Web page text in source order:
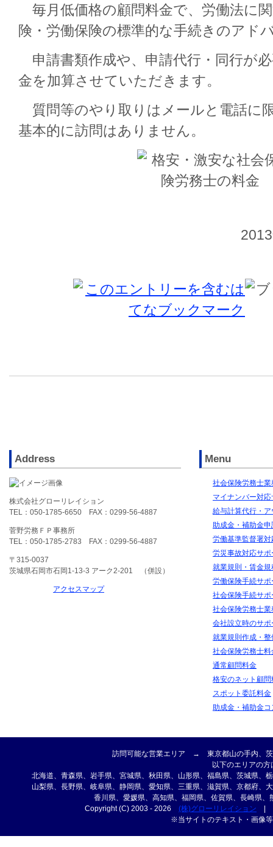
毎月低価格の顧問料金で、労働法に
険・労働保険の標準的な手続きのアド
申請書類作成や、申請代行・同行が
金を加算させていただきます。
質問等のやり取りはメールと電話に
基本的に訪問はありません。
Address
株式会社グローリレイション
TEL：050-1785-6650 FAX：0299-56-4887
菅野労務ＦＰ事務所
TEL：050-1785-2783 FAX：0299-56-4887
〒315-0037
茨城県石岡市石岡1-13-3 アーク2-201 （併設）
アクセスマップ
Menu
社会保険労務士業
マイナンバー対
給与計算代行・
助成金・補助金
労働基準監督署
労災事故対応サポ
就業規則・賃金
労働保険手続サポ
社会保険手続サポ
社会保険労務士業
会社設立時のサポ
就業規則作成・
社会保険労務士料
通常顧問料金
格安のネット顧問
スポット委託料金
助成金・補助金コ
訪問可能な営業エリア → 東京都山の手内、茨
以下のエリアの
北海道、青森県、岩手県、宮城県、秋田県、山形県、福島県、茨城県、
山梨県、長野県、岐阜県、静岡県、愛知県、三重県、滋賀県、京都府、
香川県、愛媛県、高知県、福岡県、佐賀県、長崎県
Copyright (C) 2003 - 2026 (株)グローリレイション
※当サイトのテキスト・画像